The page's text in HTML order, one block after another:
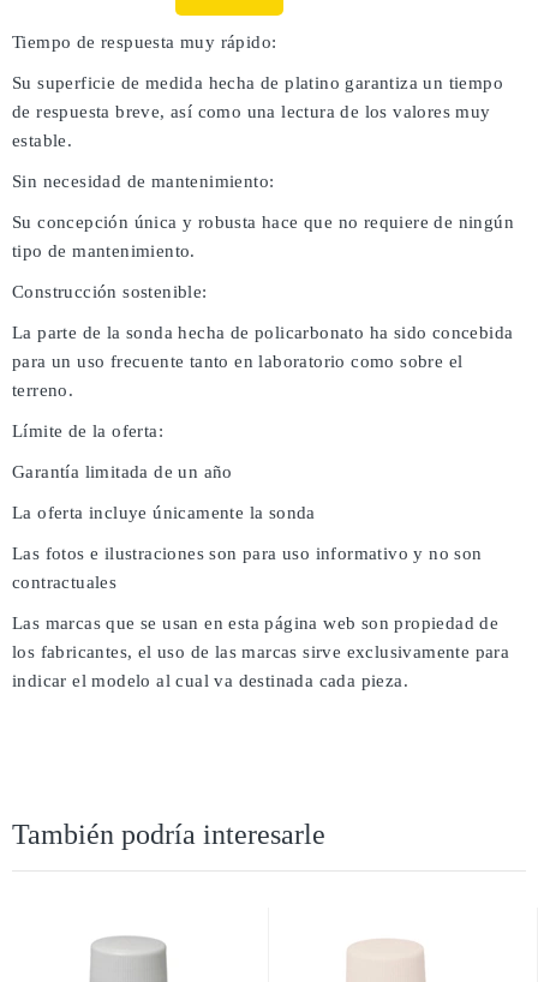
Tiempo de respuesta muy rápido:
Su superficie de medida hecha de platino garantiza un tiempo
de respuesta breve, así como una lectura de los valores muy
estable.
Sin necesidad de mantenimiento:
Su concepción única y robusta hace que no requiere de ningún
tipo de mantenimiento.
Construcción sostenible:
La parte de la sonda hecha de policarbonato ha sido concebida
para un uso frecuente tanto en laboratorio como sobre el
terreno.
Límite de la oferta:
Garantía limitada de un año
La oferta incluye únicamente la sonda
Las fotos e ilustraciones son para uso informativo y no son
contractuales
Las marcas que se usan en esta página web son propiedad de
los fabricantes, el uso de las marcas sirve exclusivamente para
indicar el modelo al cual va destinada cada pieza.
También podría interesarle